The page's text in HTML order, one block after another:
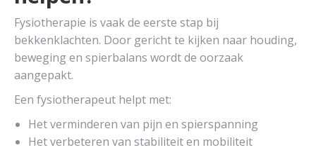
Fysiotherapie is vaak de eerste stap bij
bekkenklachten. Door gericht te kijken naar houding,
beweging en spierbalans wordt de oorzaak
aangepakt.
Een fysiotherapeut helpt met:
Het verminderen van pijn en spierspanning
Het verbeteren van stabiliteit en mobiliteit